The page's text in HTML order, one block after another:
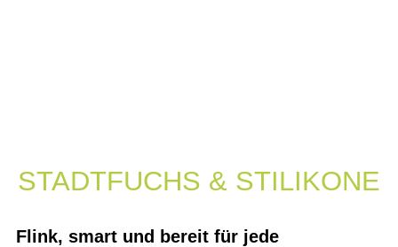
STADTFUCHS & STILIKONE
Flink, smart und bereit für jede